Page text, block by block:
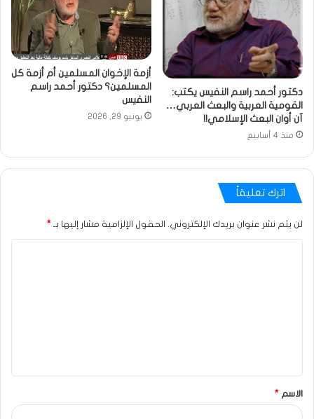
دكتور أحمد راسم النفيس يكتب:
القومية العربية والبعث العربي…
آن أوان البعث الإسلامي!!
منذ 4 أسابيع
أزمة الإخوان المسلمين أم أزمة كل
المسلمين؟ دكتور أحمد راسم
النفيس
يونيو 29, 2026
اترك تعليقاً
لن يتم نشر عنوان بريدك الإلكتروني. الحقول الإلزامية مشار إليها بـ *
الاسم *